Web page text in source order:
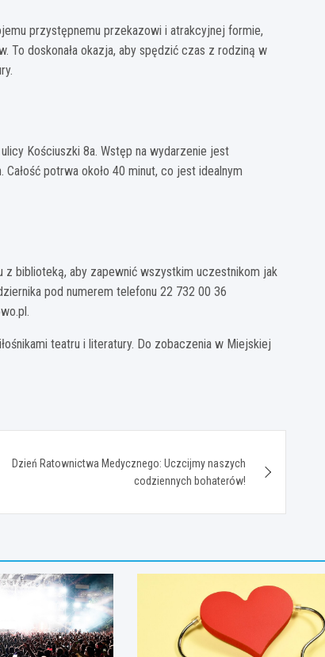
przystępnemu przekazowi i atrakcyjnej formie,
To doskonała okazja, aby spędzić czas z rodziną w
Kościuszki 8a. Wstęp na wydarzenie jest
potrwa około 40 minut, co jest idealnym
biblioteką, aby zapewnić wszystkim uczestnikom jak
pod numerem telefonu 22 732 00 36
.
teatru i literatury. Do zobaczenia w Miejskiej
Dzień Ratownictwa Medycznego: Uczcijmy naszych
codziennych bohaterów!